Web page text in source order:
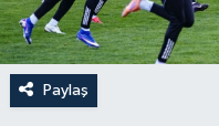
Paylaş